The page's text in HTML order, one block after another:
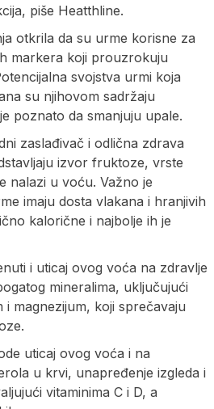
piše Heatthline.
otkrila da su urme korisne za
markera koji prouzrokuju
svojstva urmi koja
su njihovom sadržaju
poznato da smanjuju upale.
zaslađivač i odlična zdrava
izvor fruktoze, vrste
nalazi u voću. Važno je
imaju dosta vlakana i hranjivih
kalorične i najbolje ih je
i uticaj ovog voća na zdravlje
mineralima, uključujući
magnezijum, koji sprečavaju
uticaj ovog voća i na
u krvi, unapređenje izgleda i
vitaminima C i D, a